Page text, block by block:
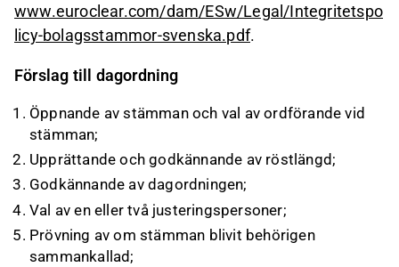
www.euroclear.com/dam/ESw/Legal/Integritetspo
licy-bolagsstammor-svenska.pdf.
Förslag till dagordning
Öppnande av stämman och val av ordförande vid
stämman;
Upprättande och godkännande av röstlängd;
Godkännande av dagordningen;
Val av en eller två justeringspersoner;
Prövning av om stämman blivit behörigen
sammankallad;